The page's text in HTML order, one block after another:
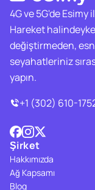
4G ve 5G'de Esimy
Hareket
değiştirmeden,
seyahatleriniz
yapın.
+1 (302) 610-
Şirket
Hakkımızda
Ağ Kapsamı
Blog